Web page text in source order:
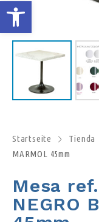
S
o
Startseite Tienda
MARMOL 45mm
Mesa
NEGRO